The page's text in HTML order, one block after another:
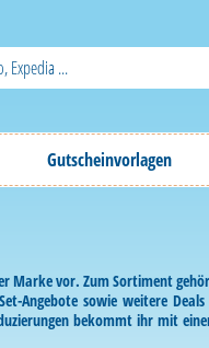
Gutscheinvorlagen
vor. Zum Sortiment
Angebote sowie weitere
bekommt ihr mit